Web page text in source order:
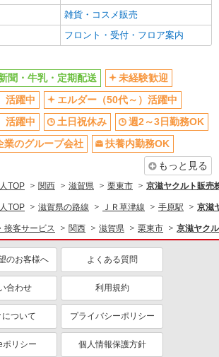
販売・接客サービス
探す
ミドル（40代～）活躍中
週2～3日勤務OK
グループ会
扶養内勤務OK
雑貨・コスメ販売
フロント・受付・フロア案内
聞・牛乳・定期配送
未経験歓迎
活躍中
エルダー（50代～）活躍中
活躍中
土日祝休み
週2～3日勤務OK
業のグループ会社
扶養内勤務OK
もっと見る
TOP 関西 滋賀県 栗東市 京滋ヤクルト販売
TOP 滋賀県の路線 ＪＲ草津線 手原駅 京滋
接客サービス 関西 滋賀県 栗東市 京滋ヤク
のお客様へ よくある質問
合わせ 利用規約
について プライバシーポリシー
リシー 個人情報保護方針